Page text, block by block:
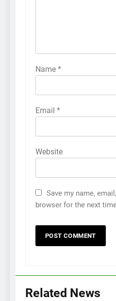
Name *
Email *
Website
Save my name,
browser for the next
Related News